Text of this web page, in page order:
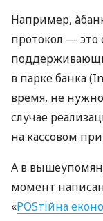
Например,
протокол — это
в парке банка
время, не
случае
на кассовом
А в
момент
«POSтійна